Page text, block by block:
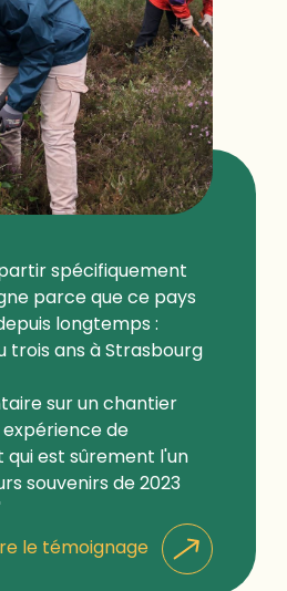
spécifiquement
parce que ce pays
longtemps :
trois ans à Strasbourg
sur un chantier
expérience de
est sûrement l'un
souvenirs de 2023
le témoignage